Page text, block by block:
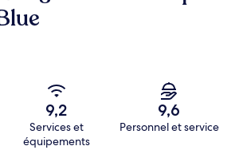
9,2
Services et
équipements
9,6
Personnel et service